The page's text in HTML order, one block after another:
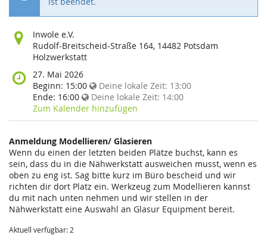
Wo
findet
diese
statt?
Inwole e.V.
Rudolf-Breitscheid-Straße 164, 14482 Potsdam
Holzwerkstatt
Wann
findet
diese
Veranstaltung
statt?
27. Mai 2026
Beginn: 15:00 Deine lokale Zeit: 13:00
Ende: 16:00 Deine lokale Zeit: 14:00
Zum Kalender hinzufügen
Anmeldung Modellieren/ Glasieren
Wenn du einen der letzten beiden Plätze buchst, kann es
sein, dass du in die Nähwerkstatt ausweichen musst, wenn es
oben zu eng ist. Sag bitte kurz im Büro bescheid und wir
richten dir dort Platz ein. Werkzeug zum Modellieren kannst
du mit nach unten nehmen und wir stellen in der
Nähwerkstatt eine Auswahl an Glasur Equipment bereit.
Aktuell verfügbar: 2